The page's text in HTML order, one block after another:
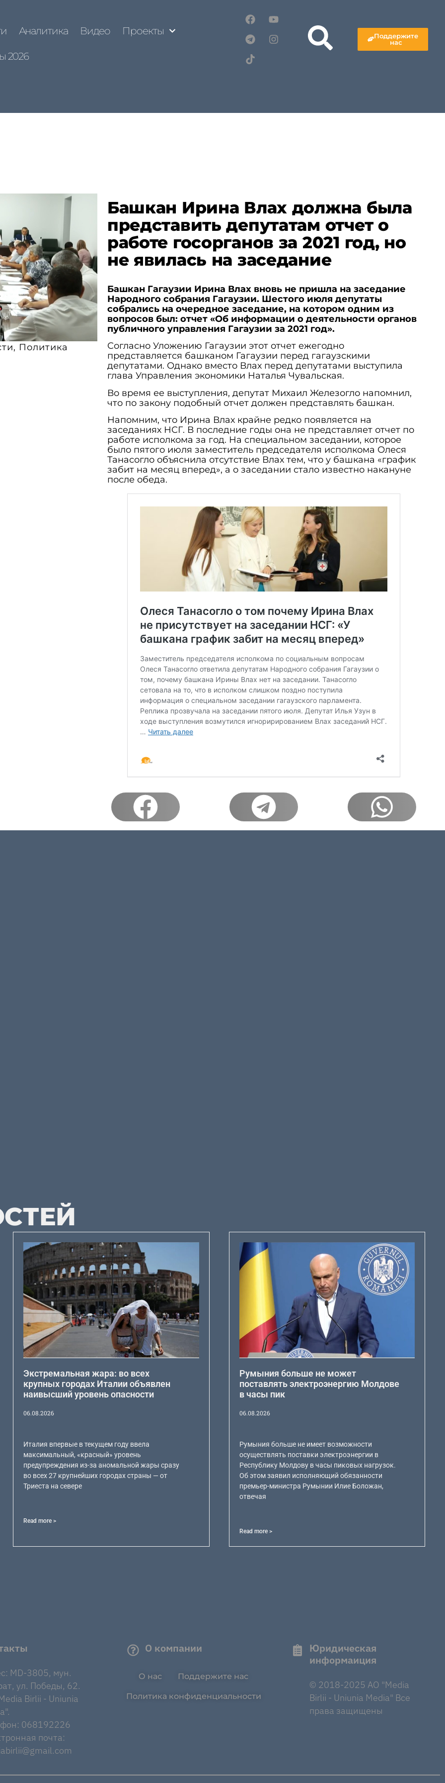
Аналитика Видео Проекты
2026
Поддержите
нас
, Политика
Башкан Ирина Влах должна была
представить депутатам отчет о
работе госорганов за 2021 год, но
не явилась на заседание
Башкан Гагаузии Ирина Влах вновь не пришла на заседание
Народного собрания Гагаузии. Шестого июля депутаты
собрались на очередное заседание, на котором одним из
вопросов был: отчет «Об информации о деятельности органов
публичного управления Гагаузии за 2021 год».
Согласно Уложению Гагаузии этот отчет ежегодно
представляется башканом Гагаузии перед гагаузскими
депутатами. Однако вместо Влах перед депутатами выступила
глава Управления экономики Наталья Чувальская.
Во время ее выступления, депутат Михаил Железогло напомнил,
что по закону подобный отчет должен представлять башкан.
Напомним, что Ирина Влах крайне редко появляется на
заседаниях НСГ. В последние годы она не представляет отчет по
работе исполкома за год. На специальном заседании, которое
было пятого июля заместитель председателя исполкома Олеся
Танасогло объяснила отсутствие Влах тем, что у башкана «график
забит на месяц вперед», а о заседании стало известно накануне
после обеда.
Экстремальная жара: во всех
крупных городах Италии объявлен
наивысший уровень опасности
06.08.2026
Италия впервые в текущем году ввела
максимальный, «красный» уровень
предупреждения из-за аномальной жары сразу
во всех 27 крупнейших городах страны — от
Триеста на севере
Read more >
Румыния больше не может
поставлять электроэнергию Молдове
в часы пик
06.08.2026
Румыния больше не имеет возможности
осуществлять поставки электроэнергии в
Республику Молдову в часы пиковых нагрузок.
Об этом заявил исполняющий обязанности
премьер-министра Румынии Илие Боложан,
отвечая
Read more >
MD-3805, мун.
ул. Победы, 62.
Birlii - Uniunia
068192226
почта:
О компании
О нас Поддержите нас
Политика конфиденциальности
Юридическая
информаиция
© 2018-2025 AO "Media
Birlii - Uniunia Media" Все
права защищены